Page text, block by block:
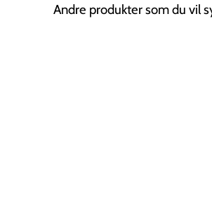
Andre produkter som du vil